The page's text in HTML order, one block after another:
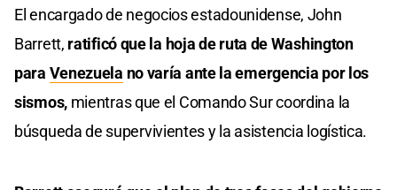
El encargado de negocios estadounidense, John
Barrett, ratificó que la hoja de ruta de Washington
para Venezuela no varía ante la emergencia por los
sismos,mientras que el Comando Sur coordina la
búsqueda de supervivientes y la asistencia logística.